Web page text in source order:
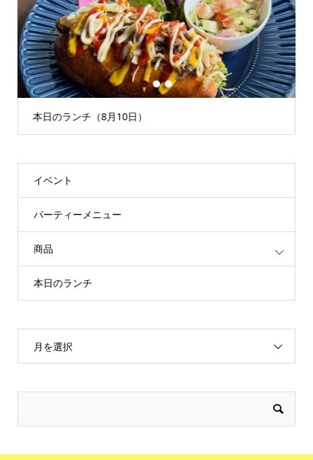
本日のランチ（8月10日）
1 2 3
イベント
パーティーメニュー
商品
本日のランチ
月を選択